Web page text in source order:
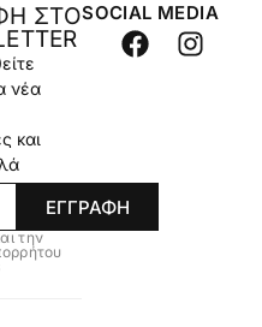
ΣΤΟ
νέα
και
ΕΓΓΡΑΦΗ
την
SOCIAL MEDIA